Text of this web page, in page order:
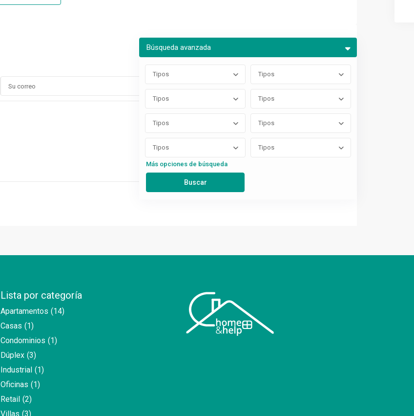
Búsqueda avanzada
Tipos Tipos
Tipos Tipos
Tipos Tipos
Tipos Tipos
Más opciones de búsqueda
Lista por categoría
Apartamentos (14)
Casas (1)
Condominios (1)
Dúplex (3)
Industrial (1)
Oficinas (1)
Retail (2)
Villas (3)